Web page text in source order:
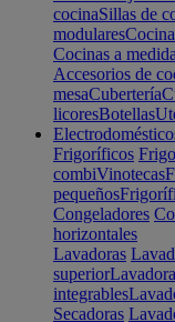
cocinaSillas de
modulares
Cocinas a medida
Accesorios de
mesaCubertería
licoresBotellas
Frigoríficos
combiVinotecas
pequeños
Congeladores
horizontales
Lavadoras
superior
integrables
Secadoras